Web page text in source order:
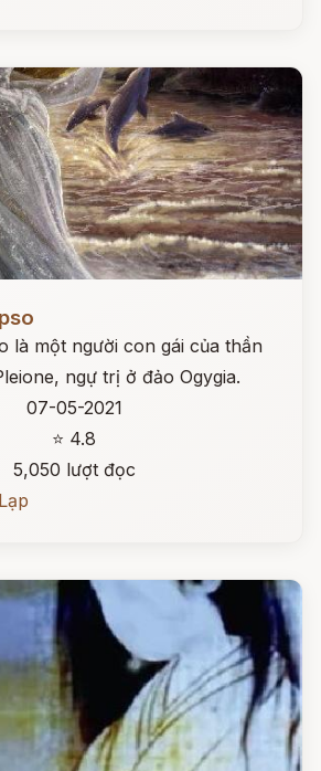
là một người con gái của thần
ngự trị ở đảo Ogygia.
07-05-2021
⭐ 4.8
5,050 lượt đọc